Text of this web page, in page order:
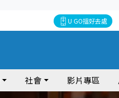
U GO搵好去處
社會 影片專區